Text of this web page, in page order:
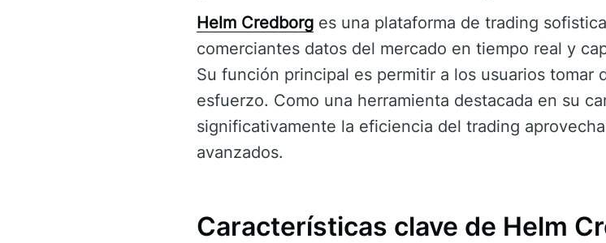
Helm Credborg es una plataforma de trading
comerciantes datos del mercado en tiempo real y
Su función principal es permitir a los usuarios tomar
esfuerzo. Como una herramienta destacada en su
significativamente la eficiencia del trading
avanzados.
Características clave de Helm